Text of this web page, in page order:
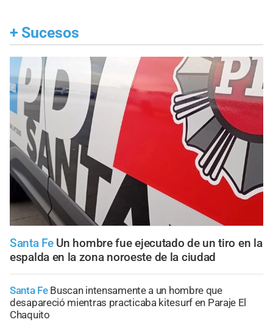
+ Sucesos
Santa Fe Un hombre fue ejecutado de un tiro en la
espalda en la zona noroeste de la ciudad
Santa Fe Buscan intensamente a un hombre que
desapareció mientras practicaba kitesurf en Paraje El
Chaquito